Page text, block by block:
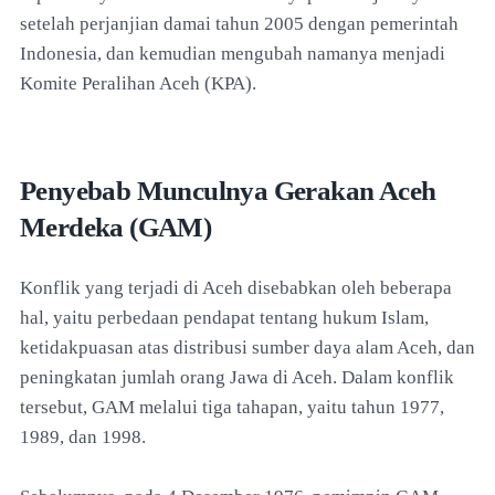
setelah perjanjian damai tahun 2005 dengan pemerintah
Indonesia, dan kemudian mengubah namanya menjadi
Komite Peralihan Aceh (KPA).
Penyebab Munculnya Gerakan Aceh
Merdeka (GAM)
Konflik yang terjadi di Aceh disebabkan oleh beberapa
hal, yaitu perbedaan pendapat tentang hukum Islam,
ketidakpuasan atas distribusi sumber daya alam Aceh, dan
peningkatan jumlah orang Jawa di Aceh. Dalam konflik
tersebut, GAM melalui tiga tahapan, yaitu tahun 1977,
1989, dan 1998.